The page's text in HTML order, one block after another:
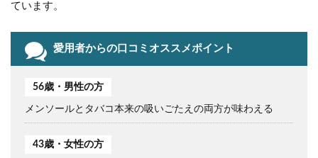
ています。
愛用者からの口コミオススメポイント
56歳・男性の方
メンソールとタバコ本来の吸いごたえの両方が味わえる
43歳・女性の方